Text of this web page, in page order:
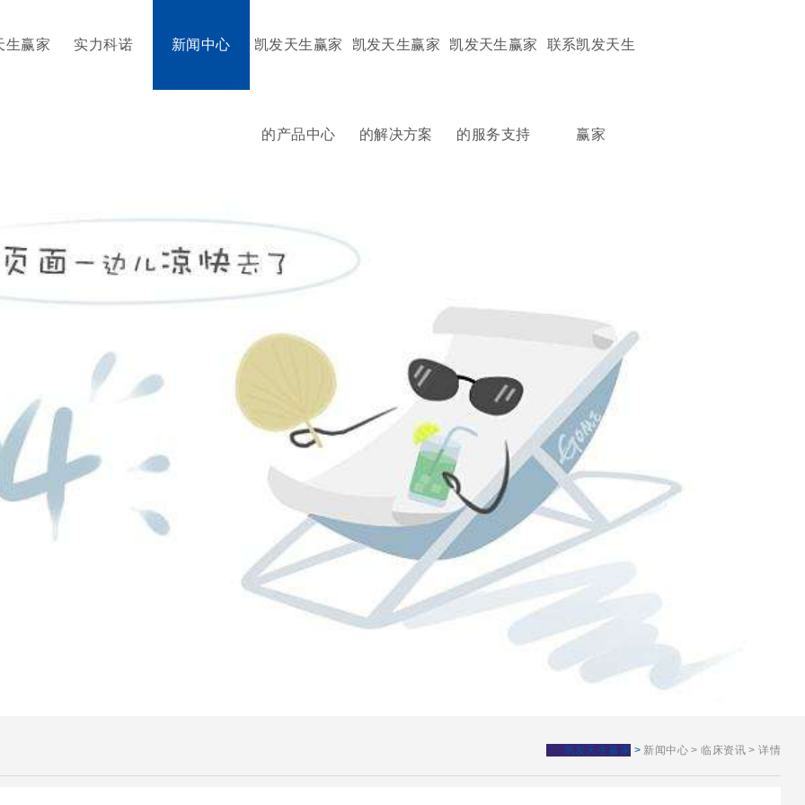
生赢家 实力科诺 新闻中心 凯发天生赢家
的产品中心
凯发天生赢家
的解决方案
凯发天生赢家
的服务支持
联系凯发天生
赢家
凯发天生赢家 > 新闻中心 > 临床资讯 > 详情